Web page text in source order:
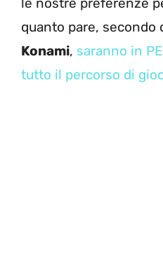
quanto pare, secondo
Konami, saranno in
tutto il percorso di